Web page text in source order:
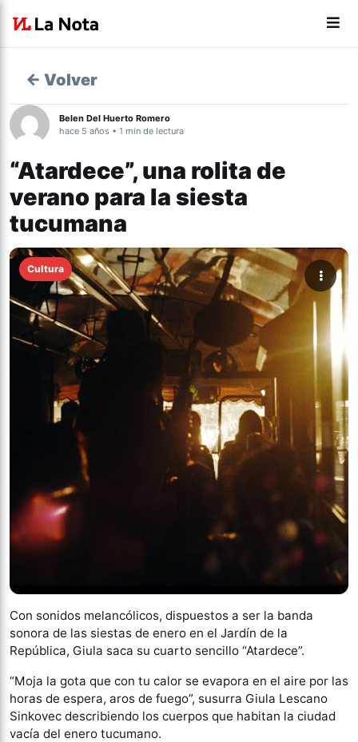
← Volver
Belen Del Huerto Romero
hace 5 años • 1 min de lectura
“Atardece”, una rolita de
verano para la siesta
tucumana
Cultura
Con sonidos melancólicos, dispuestos a ser la banda
sonora de las siestas de enero en el Jardín de la
República, Giula saca su cuarto sencillo “Atardece”.
“Moja la gota que con tu calor se evapora en el aire por las
horas de espera, aros de fuego”, susurra Giula Lescano
Sinkovec describiendo los cuerpos que habitan la ciudad
vacía del enero tucumano.